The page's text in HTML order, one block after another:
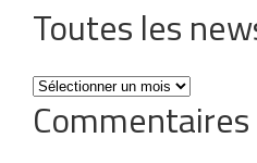
Toutes les
Toutes
les
news